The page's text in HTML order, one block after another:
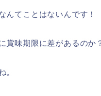
んてことはないんです！
賞味期限に差があるのか
。